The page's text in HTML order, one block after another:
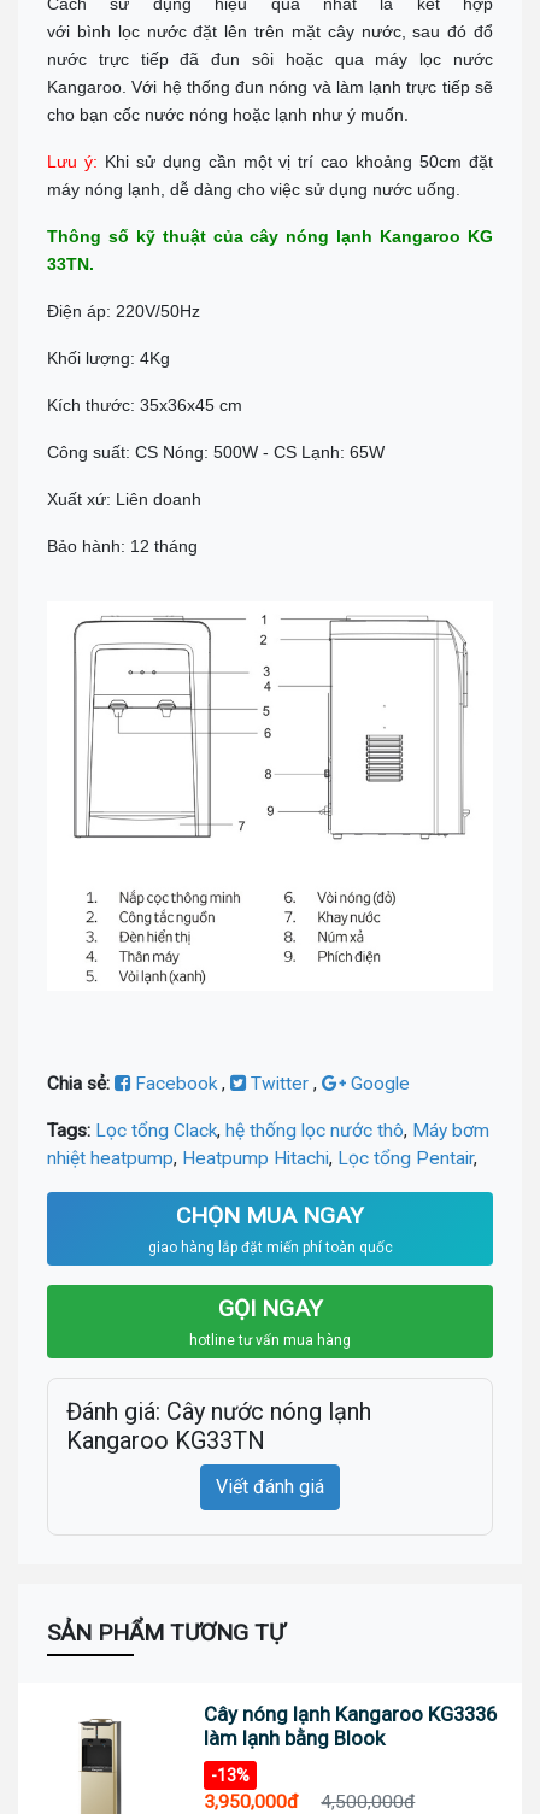
với bình lọc nước đặt lên trên mặt cây nước, sau đó đổ
nước trực tiếp đã đun sôi hoặc qua máy lọc nước
Kangaroo. Với hệ thống đun nóng và làm lạnh trực tiếp sẽ
cho bạn cốc nước nóng hoặc lạnh như ý muốn.
Lưu ý: Khi sử dụng cần một vị trí cao khoảng 50cm đặt
máy nóng lạnh, dễ dàng cho việc sử dụng nước uống.
Thông số kỹ thuật của cây nóng lạnh Kangaroo KG
33TN.
Điện áp: 220V/50Hz
Khối lượng: 4Kg
Kích thước: 35x36x45 cm
Công suất: CS Nóng: 500W - CS Lạnh: 65W
Xuất xứ: Liên doanh
Bảo hành: 12 tháng
Chia sẻ: Facebook , Twitter , Google
Tags: Lọc tổng Clack, hệ thống lọc nước thô, Máy bơm
nhiệt heatpump, Heatpump Hitachi, Lọc tổng Pentair,
CHỌN MUA NGAY
giao hàng lắp đặt miến phí toàn quốc
GỌI NGAY
hotline tư vấn mua hàng
Đánh giá: Cây nước nóng lạnh
Kangaroo KG33TN
Viết đánh giá
SẢN PHẨM TƯƠNG TỰ
Cây nóng lạnh Kangaroo KG3336
làm lạnh bằng Blook
-13%
3,950,000đ
4,500,000đ